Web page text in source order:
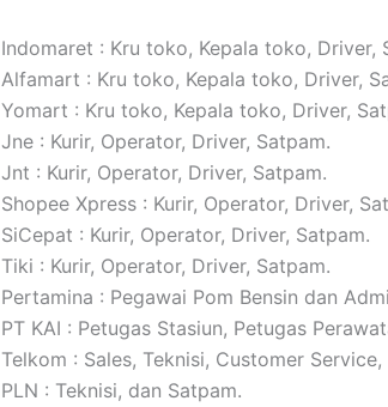
Indomaret : Kru toko, Kepala toko, Driver,
Alfamart : Kru toko, Kepala toko, Driver,
Yomart : Kru toko, Kepala toko, Driver,
Jne : Kurir, Operator, Driver, Satpam.
Jnt : Kurir, Operator, Driver, Satpam.
Shopee Xpress : Kurir, Operator, Driver,
SiCepat : Kurir, Operator, Driver, Satpam.
Tiki : Kurir, Operator, Driver, Satpam.
Pertamina : Pegawai Pom Bensin dan
PT KAI : Petugas Stasiun, Petugas
Telkom : Sales, Teknisi, Customer Service,
PLN : Teknisi, dan Satpam.